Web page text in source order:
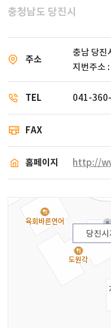
충청남도 당진시
주소
충남 당
지번주소
TEL 041-
FAX
홈페이지 http://
당진